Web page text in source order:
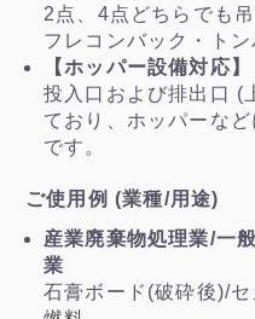
2点、4点どちらでも
フレコンバック・トン
【ホッパー設備対応】
投入口および排出口 (
ており、ホッパーな
です。
ご使用例 (業種/用途)
産業廃棄物処理業/一
業
石膏ボード(破砕後)/